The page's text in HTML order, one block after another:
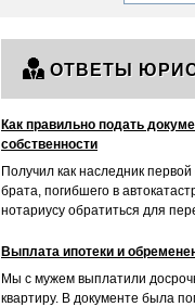
ОТВЕТЫ
Как правильно подать
собственности
Получил как наследник
брата, погибшего в
нотариусу обратиться для
Выплата ипотеки и
Мы с мужем выплатили
квартиру. В документе была